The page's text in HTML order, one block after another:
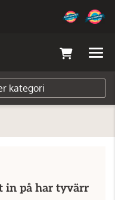
in på har tyvärr